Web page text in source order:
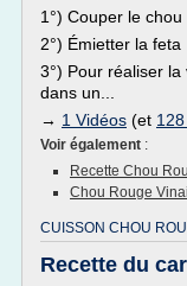
1°) Couper le
2°) Émietter la feta
3°) Pour réaliser
dans un...
→ 1 Vidéos (et
Voir également :
Recette Chou
Chou Rouge
CUISSON CHOU
Recette du